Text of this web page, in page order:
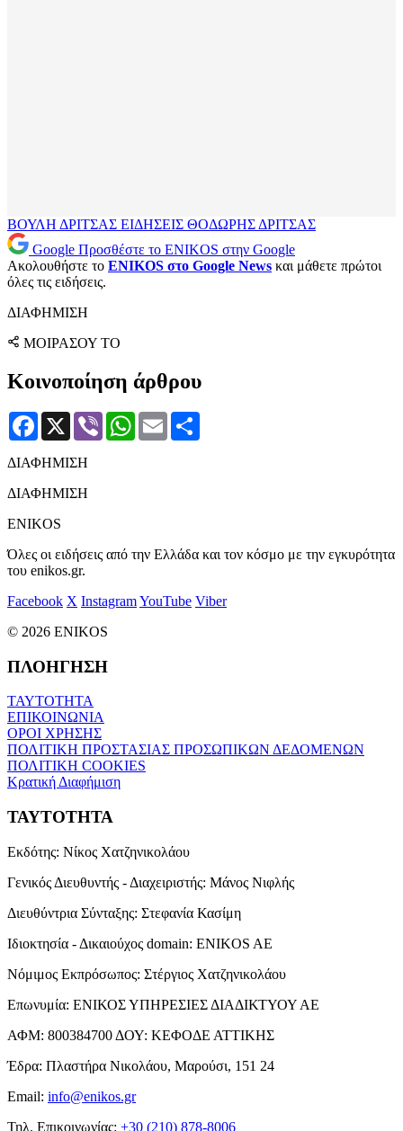
ΒΟΥΛΗ ΔΡΙΤΣΑΣ ΕΙΔΗΣΕΙΣ ΘΟΔΩΡΗΣ ΔΡΙΤΣΑΣ
Google Προσθέστε το ENIKOS στην Google
Ακολουθήστε το ENIKOS στο Google News και μάθετε πρώτοι
όλες τις ειδήσεις.
ΔΙΑΦΗΜΙΣΗ
ΜΟΙΡΑΣΟΥ ΤΟ
Κοινοποίηση άρθρου
Facebook
X Viber WhatsApp
Email
ΔΙΑΦΗΜΙΣΗ
ΔΙΑΦΗΜΙΣΗ
ENIKOS
Όλες οι ειδήσεις από την Ελλάδα και τον κόσμο με την εγκυρότητα
του enikos.gr.
Facebook X InstagramYouTube Viber
© 2026 ENIKOS
ΠΛΟΗΓΗΣΗ
ΤΑΥΤΟΤΗΤΑ
ΕΠΙΚΟΙΝΩΝΙΑ
ΟΡΟΙ ΧΡΗΣΗΣ
ΠΟΛΙΤΙΚΗ ΠΡΟΣΤΑΣΙΑΣ ΠΡΟΣΩΠΙΚΩΝ ΔΕΔΟΜΕΝΩΝ
ΠΟΛΙΤΙΚΗ COOKIES
Κρατική Διαφήμιση
ΤΑΥΤΟΤΗΤΑ
Εκδότης: Νίκος Χατζηνικολάου
Γενικός Διευθυντής - Διαχειριστής: Μάνος Νιφλής
Διευθύντρια Σύνταξης: Στεφανία Κασίμη
Ιδιοκτησία - Δικαιούχος domain: ENIKOS AE
Νόμιμος Εκπρόσωπος: Στέργιος Χατζηνικολάου
Επωνυμία: ΕΝΙΚΟΣ ΥΠΗΡΕΣΙΕΣ ΔΙΑΔΙΚΤΥΟΥ ΑΕ
ΑΦΜ: 800384700 ΔΟΥ: ΚΕΦΟΔΕ ΑΤΤΙΚΗΣ
Έδρα: Πλαστήρα Νικολάου, Μαρούσι, 151 24
Email: info@enikos.gr
Τηλ. Επικοινωνίας: +30 (210) 878-8006